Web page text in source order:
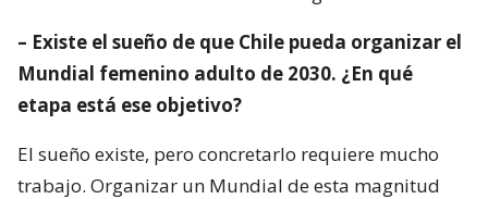
– Existe el sueño de que Chile pueda organizar el
Mundial femenino adulto de 2030. ¿En qué
etapa está ese objetivo?
El sueño existe, pero concretarlo requiere mucho
trabajo. Organizar un Mundial de esta magnitud